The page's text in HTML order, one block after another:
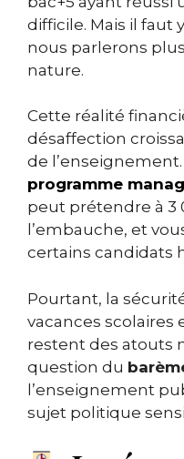
difficile. Mais il faut
nous parlerons
nature.
Cette réalité
désaffection
de
programme
peut prétendre à 3
l’embauche, et
certains candidats
Pourtant, la
vacances scolaires
restent des atouts
question du
l’enseignement
sujet politique